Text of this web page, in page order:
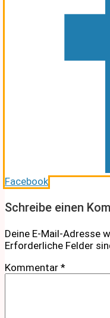
Facebook
Schreibe einen
Deine E-Mail-Adresse
Erforderliche Felder
Kommentar *